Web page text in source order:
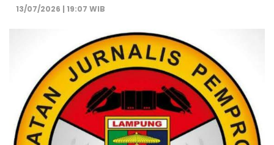
13/07/2026 | 19:07 WIB